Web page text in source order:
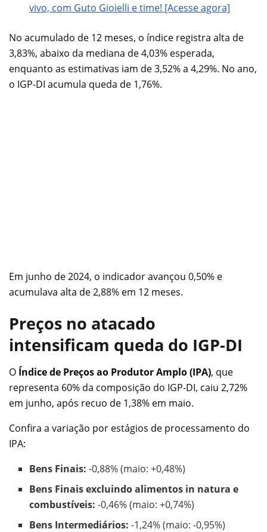
vivo, com Guto Gioielli e time! [Acesse agora]
No acumulado de 12 meses, o índice registra alta de
3,83%, abaixo da mediana de 4,03% esperada,
enquanto as estimativas iam de 3,52% a 4,29%. No ano,
o IGP-DI acumula queda de 1,76%.
Em junho de 2024, o indicador avançou 0,50% e
acumulava alta de 2,88% em 12 meses.
Preços no atacado
intensificam queda do IGP-DI
O Índice de Preços ao Produtor Amplo (IPA), que
representa 60% da composição do IGP-DI, caiu 2,72%
em junho, após recuo de 1,38% em maio.
Confira a variação por estágios de processamento do
IPA:
Bens Finais: -0,88% (maio: +0,48%)
Bens Finais excluindo alimentos in natura e
combustíveis: -0,46% (maio: +0,74%)
Bens Intermediários: -1,24% (maio: -0,95%)